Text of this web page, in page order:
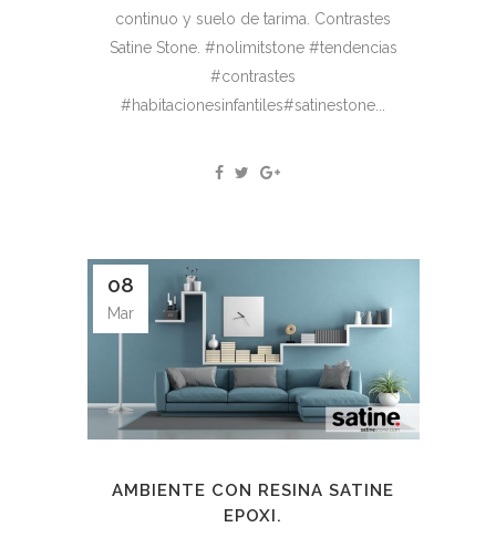
continuo y suelo de tarima. Contrastes
Satine Stone. #nolimitstone #tendencias
#contrastes
#habitacionesinfantiles#satinestone...
08
Mar
AMBIENTE CON RESINA SATINE
EPOXI.